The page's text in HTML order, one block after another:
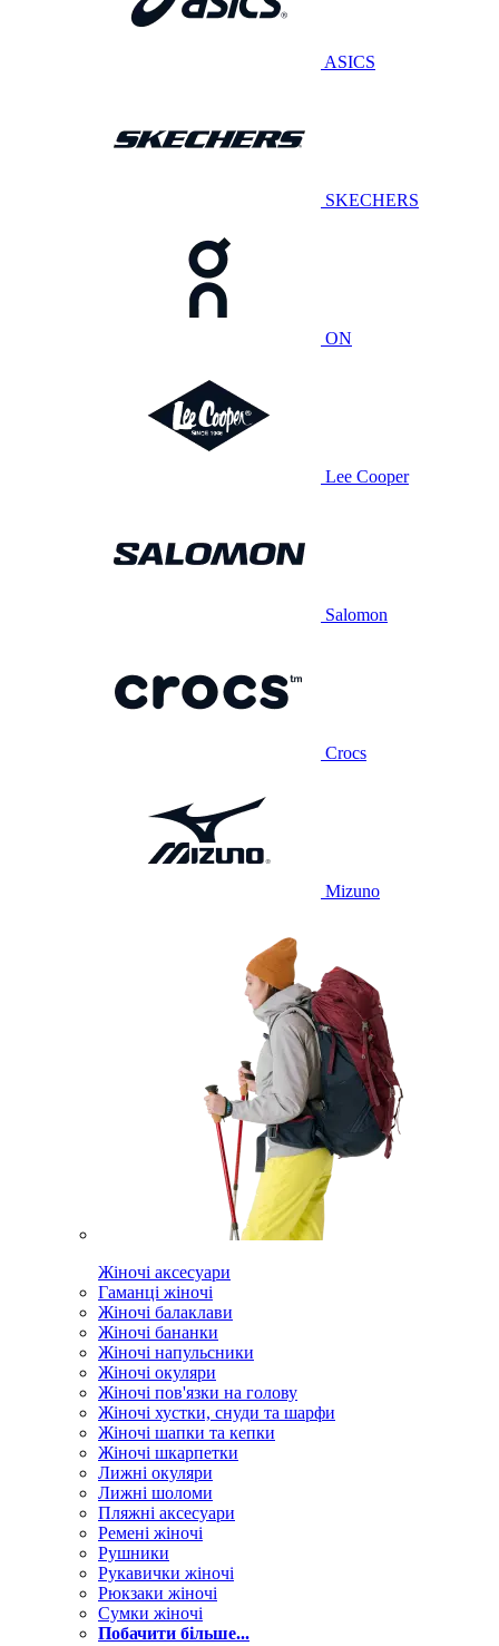
ASICS
SKECHERS
ON
Lee Cooper
Salomon
Crocs
Mizuno
Жіночі аксесуари
Гаманці жіночі
Жіночі балаклави
Жіночі бананки
Жіночі напульсники
Жіночі окуляри
Жіночі пов'язки на голову
Жіночі хустки, снуди та шарфи
Жіночі шапки та кепки
Жіночі шкарпетки
Лижні окуляри
Лижні шоломи
Пляжні аксесуари
Ремені жіночі
Рушники
Рукавички жіночі
Рюкзаки жіночі
Сумки жіночі
Побачити більше...